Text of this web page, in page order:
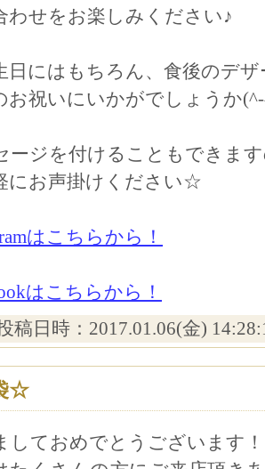
わせをお楽しみください♪
日にはもちろん、食後のデザ
お祝いにいかがでしょうか
ージを付けることもできま
にお声掛けください☆
はこちらから！
はこちらから！
稿日時：2017.01.06(金)
☆
しておめでとうございます！